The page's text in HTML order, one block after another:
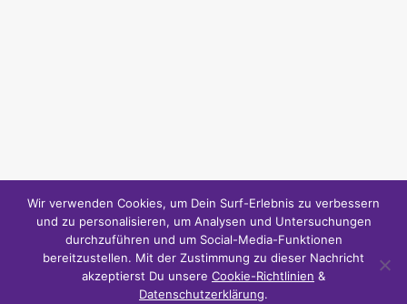
Wir verwenden Cookies, um Dein Surf-Erlebnis zu verbessern
und zu personalisieren, um Analysen und Untersuchungen
durchzuführen und um Social-Media-Funktionen
bereitzustellen. Mit der Zustimmung zu dieser Nachricht
akzeptierst Du unsere Cookie-Richtlinien &
Datenschutzerklärung.